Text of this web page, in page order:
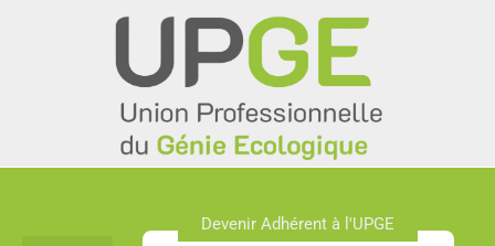
Devenir Adhérent à l'UPGE​